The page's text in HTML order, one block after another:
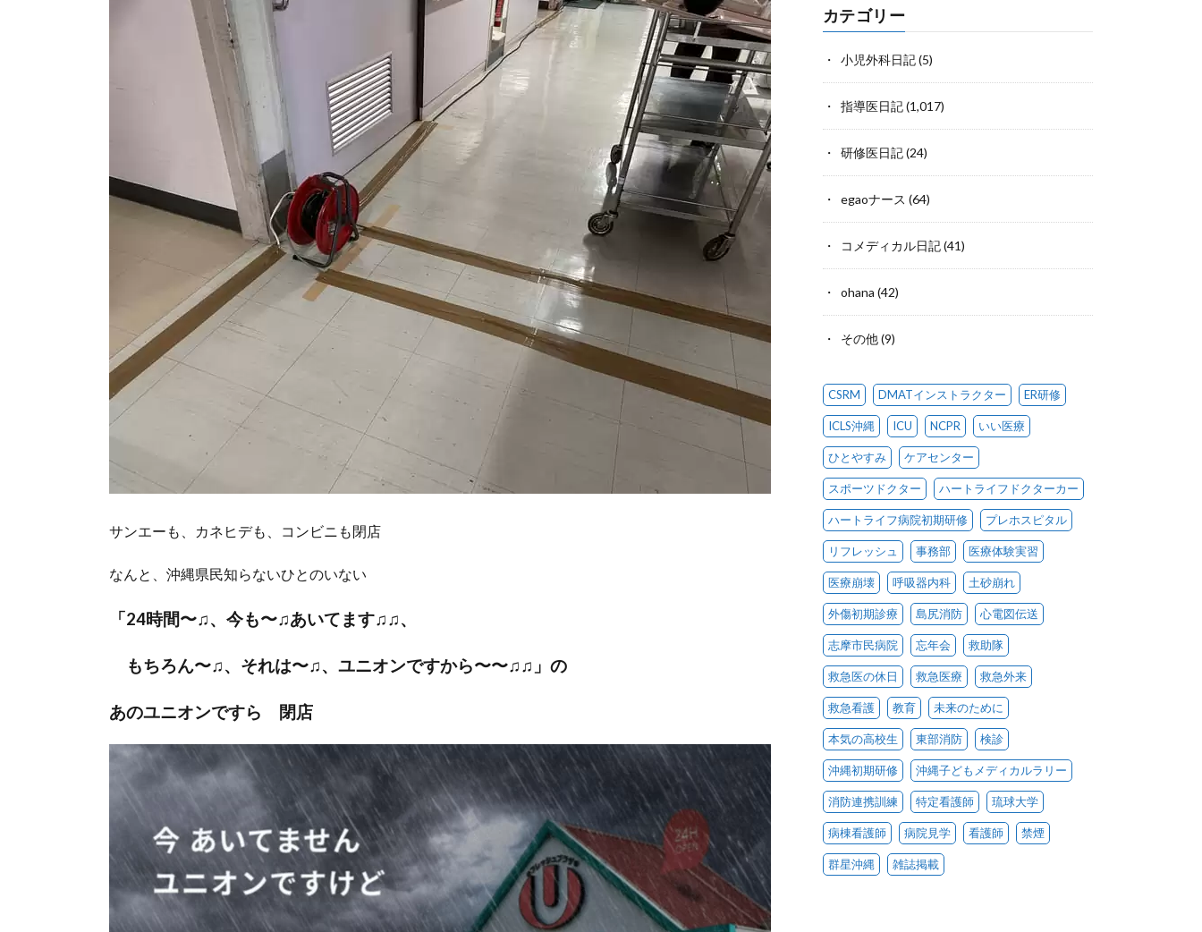
サンエーも、カネヒデも、コンビニも閉店
なんと、沖縄県民知らないひとのいない
「24時間〜♫、今も〜♫あいてます♫♫、
もちろん〜♫、それは〜♫、 ユニオンですから〜〜♫♫」 の
あのユニオンですら 閉店
カテゴリー
小児外科日記(5)
指導医日記(1,017)
研修医日記(24)
egaoナース (64)
コメディカル日記(41)
ohana (42)
その他(9)
CSRM DMATインストラクター ER研修
ICLS沖縄 ICU NCPR いい医療
ひとやすみ ケアセンター
スポーツドクター ハートライフドクターカー
ハートライフ病院初期研修 プレホスピタル
リフレッシュ 事務部 医療体験実習
医療崩壊 呼吸器内科 土砂崩れ
外傷初期診療 島尻消防 心電図伝送
志摩市民病院 忘年会 救助隊
救急医の休日 救急医療 救急外来
救急看護 教育 未来のために
本気の高校生 東部消防 検診
沖縄初期研修 沖縄子どもメディカルラリー
消防連携訓練 特定看護師 琉球大学
病棟看護師 病院見学 看護師 禁煙
群星沖縄 雑誌掲載